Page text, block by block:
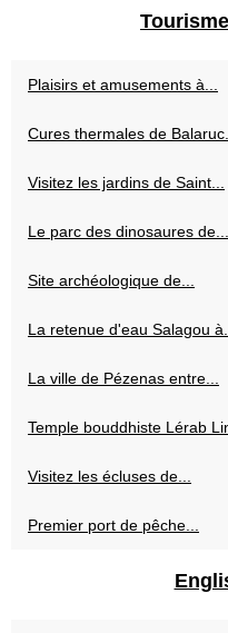
Plaisirs et amusements à...
Cures thermales de Balaruc...
Visitez les jardins de Saint...
Le parc des dinosaures de...
Site archéologique de...
La retenue d'eau Salagou à...
La ville de Pézenas entre...
Temple bouddhiste Lérab
Visitez les écluses de...
Premier port de pêche...